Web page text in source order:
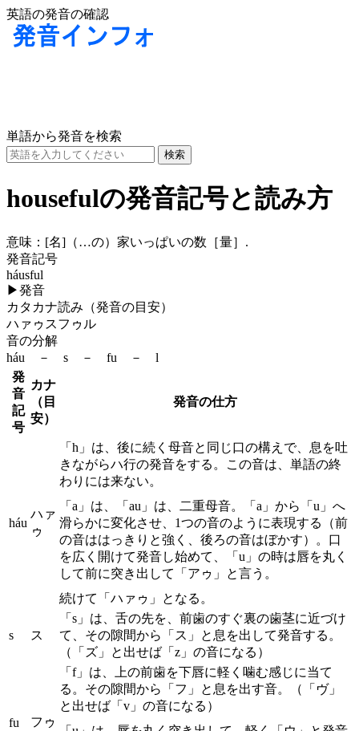
英語の発音の確認
単語から発音を検索
housefulの発音記号と読み方
意味： [名] （…の）家いっぱいの数［量］.
発音記号
háusful
▶発音
カタカナ読み（発音の目安）
ハァゥスフゥル
音の分解
háu － s － fu － l
発
音
記
号
カナ
（目
安）
発音の仕方
háu
ハァ
ゥ
「h」は、後に続く母音と同じ口の構えで、息を吐
きながらハ行の発音をする。この音は、単語の終
わりには来ない。
「a」は、「au」は、二重母音。「a」から「u」へ
滑らかに変化させ、1つの音のように表現する（前
の音ははっきりと強く、後ろの音はぼかす）。口
を広く開けて発音し始めて、「u」の時は唇を丸く
して前に突き出して「アゥ」と言う。
続けて「ハァゥ」となる。
s ス
「s」は、舌の先を、前歯のすぐ裏の歯茎に近づけ
て、その隙間から「ス」と息を出して発音する。
（「ズ」と出せば「z」の音になる）
fu フゥ
「f」は、上の前歯を下唇に軽く噛む感じに当て
る。その隙間から「フ」と息を出す音。（「ヴ」
と出せば「v」の音になる）